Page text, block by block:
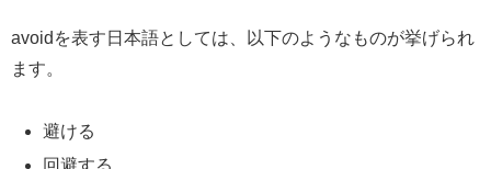
avoidを表す日本語としては、以下のようなものが挙げられ
ます。
避ける
回避する